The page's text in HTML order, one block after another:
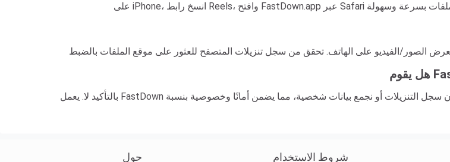
بالتأكيد لا. يعمل FastDown على مبادئ الأمان والخصوصية. نحن لا نستضيف نسخًا من الفيديوهات، ولا نخزن سجل التنزيلات أو نجمع بيانات شخصية، مما يضمن أمانًا وخصوصية بنسبة
حول شروط الاستخدام